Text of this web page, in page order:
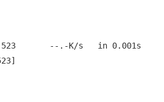
2,523       --.-K/s   in 0.001s